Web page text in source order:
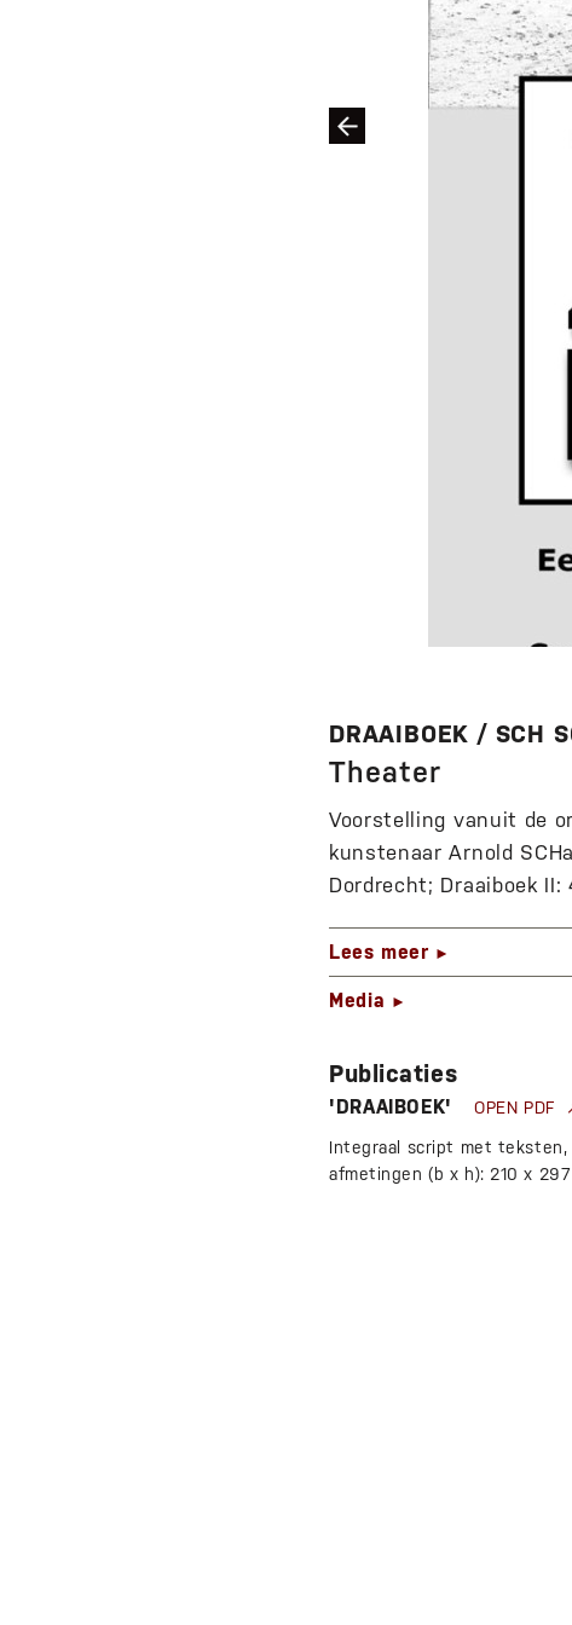
DRAAIBOEK / SCH
Theater
Voorstelling vanuit de
kunstenaar Arnold
Dordrecht; Draaiboek II:
Lees meer ►
Media ►
Publicaties
'DRAAIBOEK' OPEN PDF
Integraal script met teksten,
afmetingen (b x h): 210 x 297